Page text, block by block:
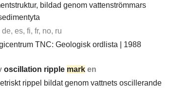
bildad genom vattenströmmars
de, es, fi, fr, no, ru
TNC: Geologisk ordlista | 1988
oscillation ripple mark en
rippel bildat genom vattnets oscillerande